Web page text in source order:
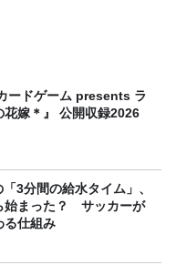
ードゲーム presents ラ
花嫁＊』 公開収録2026
3分間の給水タイム」、
始まった？ サッカーが
る仕組み